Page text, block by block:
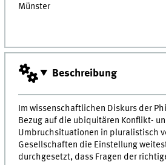
Münster
Beschreibung
Im wissenschaftlichen Diskurs der
Bezug auf die ubiquitären Konflikt-
Umbruchsituationen in pluralistisch
Gesellschaften die Einstellung
durchgesetzt, dass Fragen der